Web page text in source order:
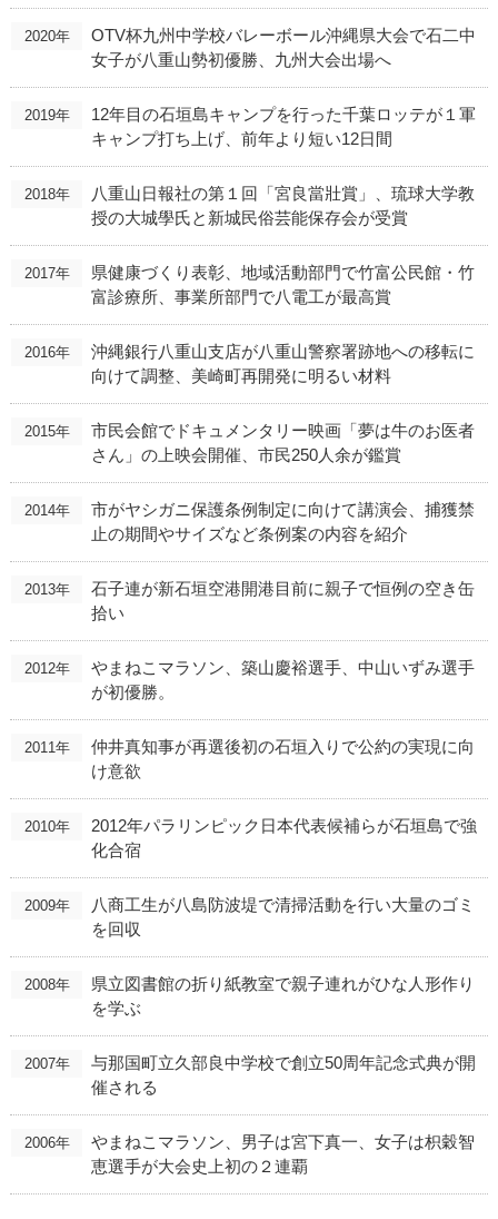
2020年
OTV杯九州中学校バレーボール沖縄県大会で石二中
女子が八重山勢初優勝、九州大会出場へ
2019年
12年目の石垣島キャンプを行った千葉ロッテが１軍
キャンプ打ち上げ、前年より短い12日間
2018年
八重山日報社の第１回「宮良當壯賞」、琉球大学教
授の大城學氏と新城民俗芸能保存会が受賞
2017年
県健康づくり表彰、地域活動部門で竹富公民館・竹
富診療所、事業所部門で八電工が最高賞
2016年
沖縄銀行八重山支店が八重山警察署跡地への移転に
向けて調整、美崎町再開発に明るい材料
2015年
市民会館でドキュメンタリー映画「夢は牛のお医者
さん」の上映会開催、市民250人余が鑑賞
2014年
市がヤシガニ保護条例制定に向けて講演会、捕獲禁
止の期間やサイズなど条例案の内容を紹介
2013年
石子連が新石垣空港開港目前に親子で恒例の空き缶
拾い
2012年
やまねこマラソン、築山慶裕選手、中山いずみ選手
が初優勝。
2011年
仲井真知事が再選後初の石垣入りで公約の実現に向
け意欲
2010年
2012年パラリンピック日本代表候補らが石垣島で強
化合宿
2009年
八商工生が八島防波堤で清掃活動を行い大量のゴミ
を回収
2008年
県立図書館の折り紙教室で親子連れがひな人形作り
を学ぶ
2007年
与那国町立久部良中学校で創立50周年記念式典が開
催される
2006年
やまねこマラソン、男子は宮下真一、女子は枳穀智
恵選手が大会史上初の２連覇